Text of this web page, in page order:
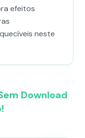
efeitos
neste
Download